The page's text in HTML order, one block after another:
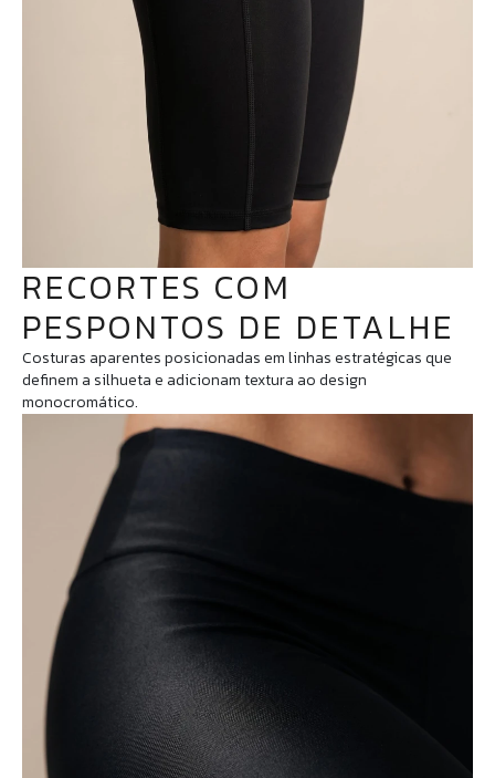
RECORTES COM
PESPONTOS DE DETALHE
Costuras aparentes posicionadas em linhas estratégicas que
definem a silhueta e adicionam textura ao design
monocromático.